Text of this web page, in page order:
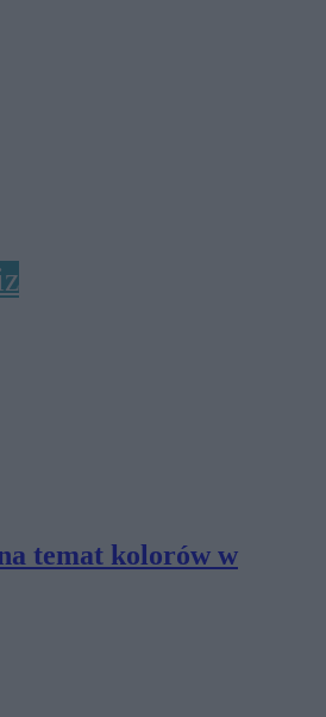
temat kolorów w